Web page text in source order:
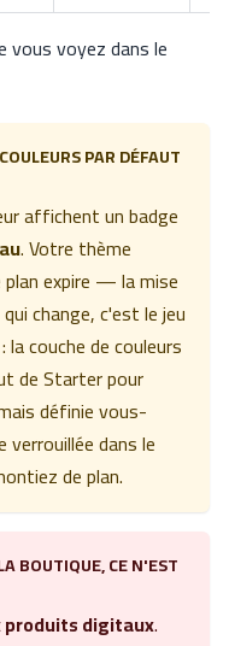
vous voyez dans le
PAR DÉFAUT
affichent un badge
. Votre thème
expire — la mise
change, c'est le jeu
couche de couleurs
de Starter pour
définie vous-
dans le
de plan.
BOUTIQUE, CE N'EST
produits digitaux.